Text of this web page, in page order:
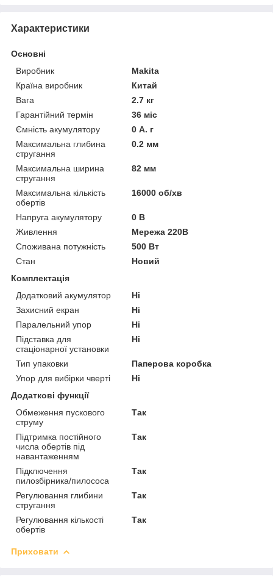
Характеристики
Основні
Виробник
Makita
Країна виробник
Китай
Вага
2.7 кг
Гарантійний термін
36 міс
Ємність акумулятору
0 А. г
Максимальна глибина
стругання
0.2 мм
Максимальна ширина
стругання
82 мм
Максимальна кількість
обертів
16000 об/хв
Напруга акумулятору
0 В
Живлення
Мережа 220В
Споживана потужність
500 Вт
Стан
Новий
Комплектація
Додатковий акумулятор
Ні
Захисний екран
Ні
Паралельний упор
Ні
Підставка для
стаціонарної установки
Ні
Тип упаковки
Паперова коробка
Упор для вибірки чверті
Ні
Додаткові функції
Обмеження пускового
струму
Так
Підтримка постійного
числа обертів під
навантаженням
Так
Підключення
пилозбірника/пилососа
Так
Регулювання глибини
стругання
Так
Регулювання кількості
обертів
Так
Приховати